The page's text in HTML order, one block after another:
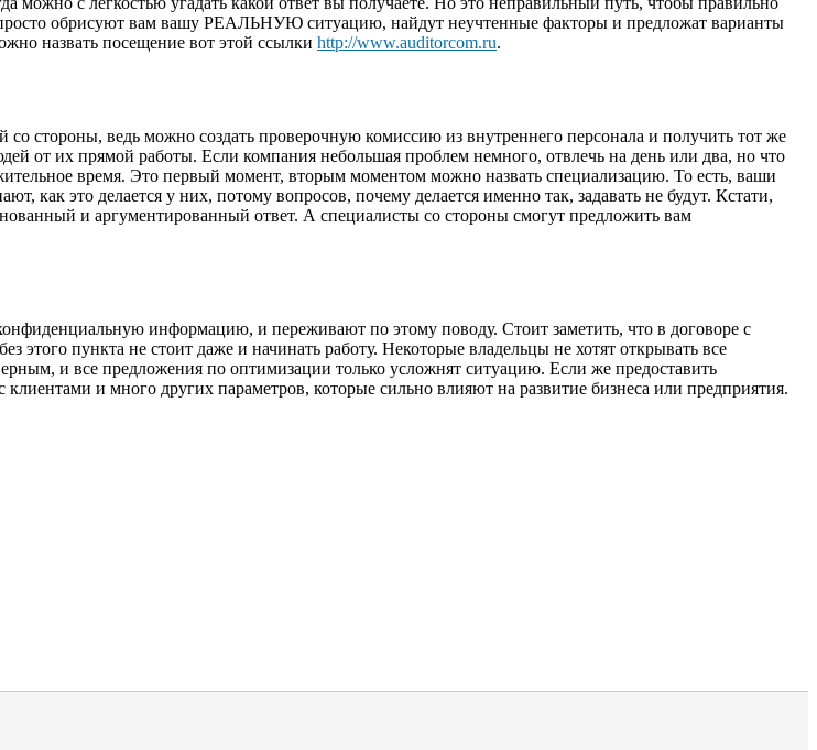
обрисуют вам вашу РЕАЛЬНУЮ ситуацию, найдут неучтенные факторы и предложат варианты
назвать посещение вот этой ссылки http://www.auditorcom.ru.
стороны, ведь можно создать проверочную комиссию из внутреннего персонала и получить тот же
от их прямой работы. Если компания небольшая проблем немного, отвлечь на день или два, но что
время. Это первый момент, вторым моментом можно назвать специализацию. То есть, ваши
как это делается у них, потому вопросов, почему делается именно так, задавать не будут. Кстати,
и аргументированный ответ. А специалисты со стороны смогут предложить вам
информацию, и переживают по этому поводу. Стоит заметить, что в договоре с
этого пункта не стоит даже и начинать работу. Некоторые владельцы не хотят открывать все
и все предложения по оптимизации только усложнят ситуацию. Если же предоставить
и много других параметров, которые сильно влияют на развитие бизнеса или предприятия.